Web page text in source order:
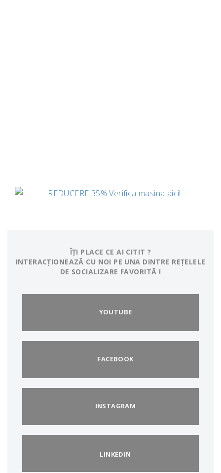
ÎȚI PLACE CE AI CITIT ?
INTERACȚIONEAZĂ CU NOI PE UNA DINTRE REȚELELE
DE SOCIALIZARE FAVORITĂ !
YOUTUBE
FACEBOOK
INSTAGRAM
LINKEDIN